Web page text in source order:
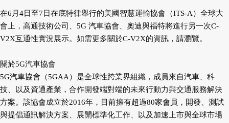
在6月4日至7日在底特律舉行的美國智慧運輸協會（ITS-A）全球大
會上，高通技術公司、5G 汽車協會、奧迪與福特將進行另一次C-
V2X互通性實況展示。如需更多關於C-V2X的資訊，請瀏覽。
關於5G汽車協會
5G汽車協會（5GAA）是全球性跨業界組織，成員來自汽車、科
技、以及資通產業，合作開發端對端的未來行動力與交通服務解決
方案。該協會成立於2016年，目前擁有超過80家會員，開發、測試
與提倡通訊解決方案、展開標準化工作、以及加速上市與全球市場